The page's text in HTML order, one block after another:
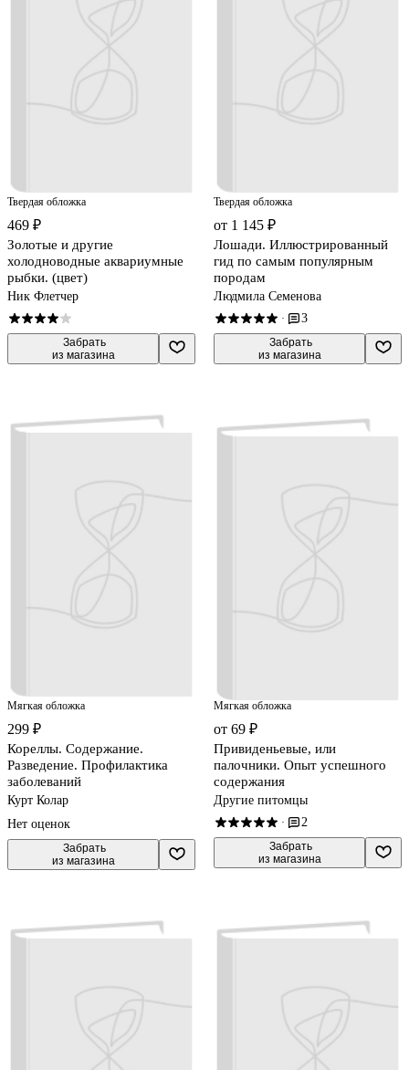
Твердая обложка
469 ₽
Золотые и другие
холодноводные аквариумные
рыбки. (цвет)
Ник Флетчер
Забрать
из магазина
Твердая обложка
от 1 145 ₽
Лошади. Иллюстрированный
гид по самым популярным
породам
Людмила Семенова
· 3
Забрать
из магазина
Мягкая обложка
299 ₽
Кореллы. Содержание.
Разведение. Профилактика
заболеваний
Курт Колар
Нет оценок
Забрать
из магазина
Мягкая обложка
от 69 ₽
Привиденьевые, или
палочники. Опыт успешного
содержания
Другие питомцы
· 2
Забрать
из магазина